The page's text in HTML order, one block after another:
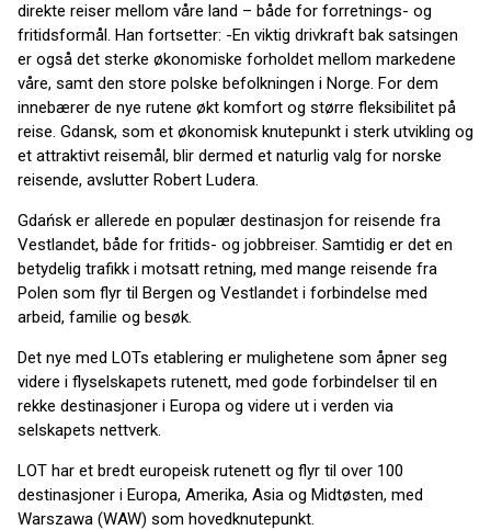
direkte reiser mellom våre land – både for forretnings- og
fritidsformål. Han fortsetter: -En viktig drivkraft bak satsingen
er også det sterke økonomiske forholdet mellom markedene
våre, samt den store polske befolkningen i Norge. For dem
innebærer de nye rutene økt komfort og større fleksibilitet på
reise. Gdansk, som et økonomisk knutepunkt i sterk utvikling og
et attraktivt reisemål, blir dermed et naturlig valg for norske
reisende, avslutter Robert Ludera.
Gdańsk er allerede en populær destinasjon for reisende fra
Vestlandet, både for fritids- og jobbreiser. Samtidig er det en
betydelig trafikk i motsatt retning, med mange reisende fra
Polen som flyr til Bergen og Vestlandet i forbindelse med
arbeid, familie og besøk.
Det nye med LOTs etablering er mulighetene som åpner seg
videre i flyselskapets rutenett, med gode forbindelser til en
rekke destinasjoner i Europa og videre ut i verden via
selskapets nettverk.
LOT har et bredt europeisk rutenett og flyr til over 100
destinasjoner i Europa, Amerika, Asia og Midtøsten, med
Warszawa (WAW) som hovedknutepunkt.